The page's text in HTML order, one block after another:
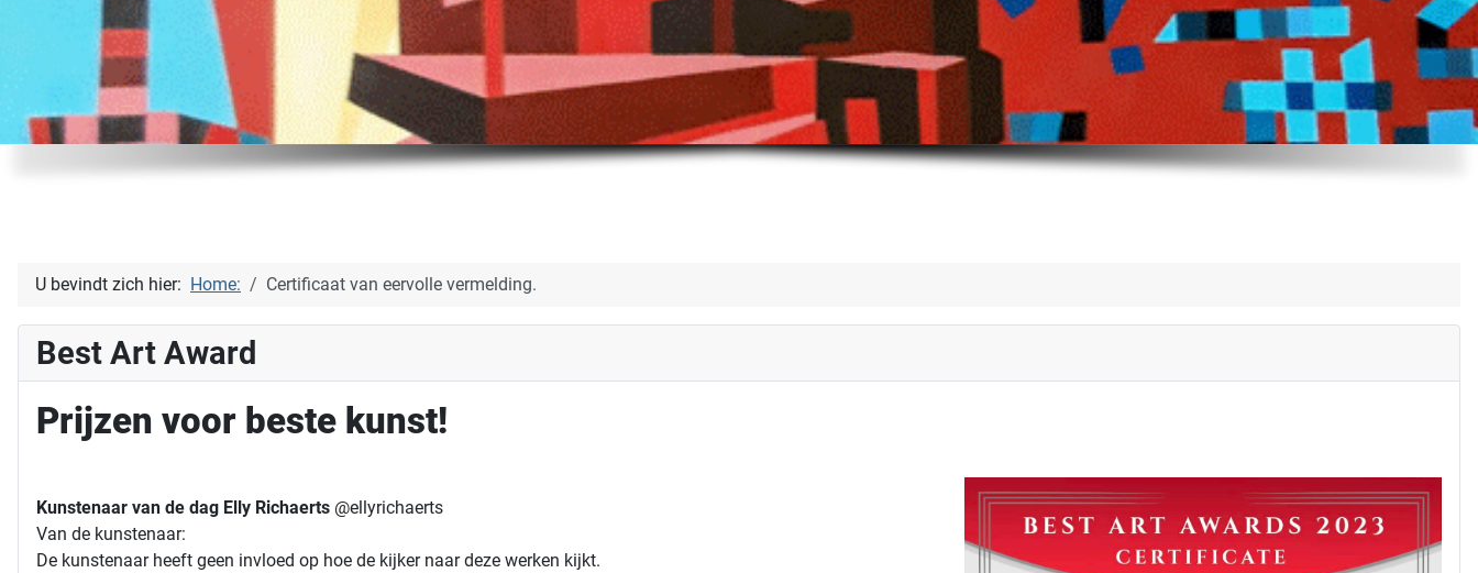
U bevindt zich hier: Home: Certificaat van eervolle vermelding.
Best Art Award
Prijzen voor beste kunst!
Kunstenaar van de dag Elly Richaerts @ellyrichaerts
Van de kunstenaar:
De kunstenaar heeft geen invloed op hoe de kijker naar deze werken kijkt.